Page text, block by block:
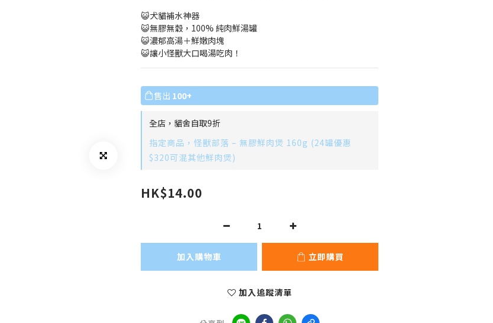
😺犬貓補水神器
😺無膠無穀，100% 純肉鮮湯罐
😺濃郁高湯＋鮮嫩肉塊
😺讓小怪獸大口喝湯吃肉！
售出 100+
全店，貓舍自取9折
指定商品，怪獸部落 – 無膠鮮肉煲 160g (24罐優惠
$320可混其他鮮肉煲)
HK$14.00
加入購物車 立即購買
加入追蹤清單